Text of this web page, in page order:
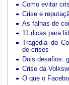
Como evitar
Crise e
As falhas de
11 dicas para
Tragédia do
de crises
Dois desafios:
Crise da
O que o